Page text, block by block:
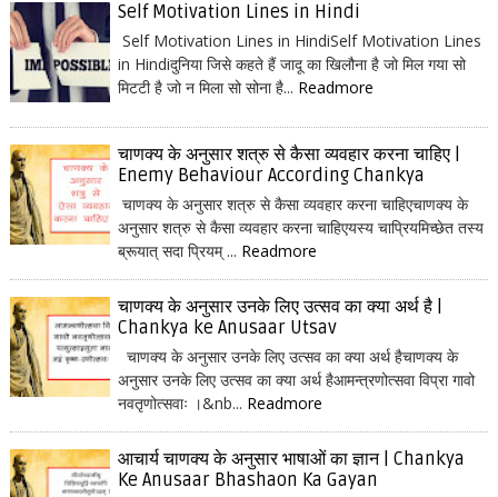
Self Motivation Lines in Hindi
Self Motivation Lines in HindiSelf Motivation Lines
in Hindiदुनिया जिसे कहते हैं जादू का खिलौना है जो मिल गया सो
मिटटी है जो न मिला सो सोना है... Readmore
चाणक्य के अनुसार शत्रु से कैसा व्यवहार करना चाहिए |
Enemy Behaviour According Chankya
चाणक्य के अनुसार शत्रु से कैसा व्यवहार करना चाहिएचाणक्य के
अनुसार शत्रु से कैसा व्यवहार करना चाहिएयस्य चाप्रियमिच्छेत तस्य
ब्रूयात् सदा प्रियम् ... Readmore
चाणक्य के अनुसार उनके लिए उत्सव का क्या अर्थ है |
Chankya ke Anusaar Utsav
चाणक्य के अनुसार उनके लिए उत्सव का क्या अर्थ हैचाणक्य के
अनुसार उनके लिए उत्सव का क्या अर्थ हैआमन्त्रणोत्सवा विप्रा गावो
नवतृणोत्सवाः ।&nb... Readmore
आचार्य चाणक्य के अनुसार भाषाओं का ज्ञान | Chankya
Ke Anusaar Bhashaon Ka Gayan